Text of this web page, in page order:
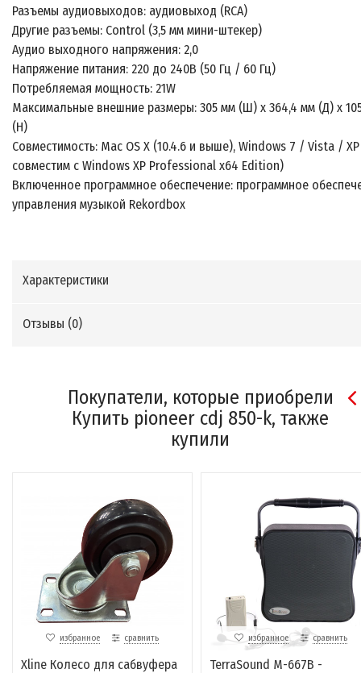
Разъемы аудиовыходов: аудиовыход (RCA)
Другие разъемы: Control (3,5 мм мини-штекер)
Аудио выходного напряжения: 2,0
Напряжение питания: 220 до 240В (50 Гц / 60 Гц)
Потребляемая мощность: 21W
Максимальные внешние размеры: 305 мм (Ш) х 364,4 мм (Д) х
(H)
Совместимость: Mac OS X (10.4.6 и выше), Windows 7 / Vista /
совместим с Windows XP Professional x64 Edition)
Включенное программное обеспечение: программное
управления музыкой Rekordbox
Характеристики
Отзывы (0)
Покупатели, которые приобрели
Купить pioneer cdj 850-k, также
купили
избранное сравнить
Xline Колесо для сабвуфера
избранное сравнить
TerraSound M-667B -